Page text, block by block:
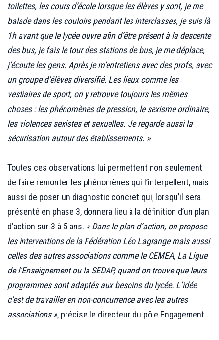
toilettes, les cours d’école lorsque les élèves y sont, je me
balade dans les couloirs pendant les interclasses, je suis là
1h avant que le lycée ouvre afin d’être présent à la descente
des bus, je fais le tour des stations de bus, je me déplace,
j’écoute les gens. Après je m’entretiens avec des profs, avec
un groupe d’élèves diversifié. Les lieux comme les
vestiaires de sport, on y retrouve toujours les mêmes
choses : les phénomènes de pression, le sexisme ordinaire,
les violences sexistes et sexuelles. Je regarde aussi la
sécurisation autour des établissements. »
Toutes ces observations lui permettent non seulement
de faire remonter les phénomènes qui l’interpellent, mais
aussi de poser un diagnostic concret qui, lorsqu’il sera
présenté en phase 3, donnera lieu à la définition d’un plan
d’action sur 3 à 5 ans. « Dans le plan d’action, on propose
les interventions de la Fédération Léo Lagrange mais aussi
celles des autres associations comme le CEMEA, La Ligue
de l’Enseignement ou la SEDAP, quand on trouve que leurs
programmes sont adaptés aux besoins du lycée. L’idée
c’est de travailler en non-concurrence avec les autres
associations », précise le directeur du pôle Engagement.